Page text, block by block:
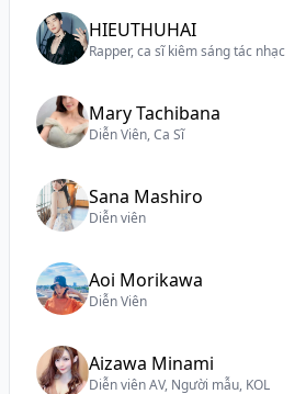
HIEUTHUHAI
Rapper, ca sĩ kiêm sáng tác nhạc
Mary Tachibana
Diễn Viên, Ca Sĩ
Sana Mashiro
Diễn viên
Aoi Morikawa
Diễn Viên
Aizawa Minami
Diễn viên AV, Người mẫu, KOL